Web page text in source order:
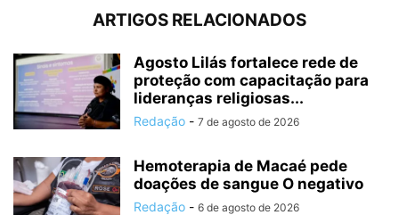
ARTIGOS RELACIONADOS
Agosto Lilás fortalece rede de
proteção com capacitação para
lideranças religiosas...
Redação - 7 de agosto de 2026
Hemoterapia de Macaé pede
doações de sangue O negativo
Redação - 6 de agosto de 2026